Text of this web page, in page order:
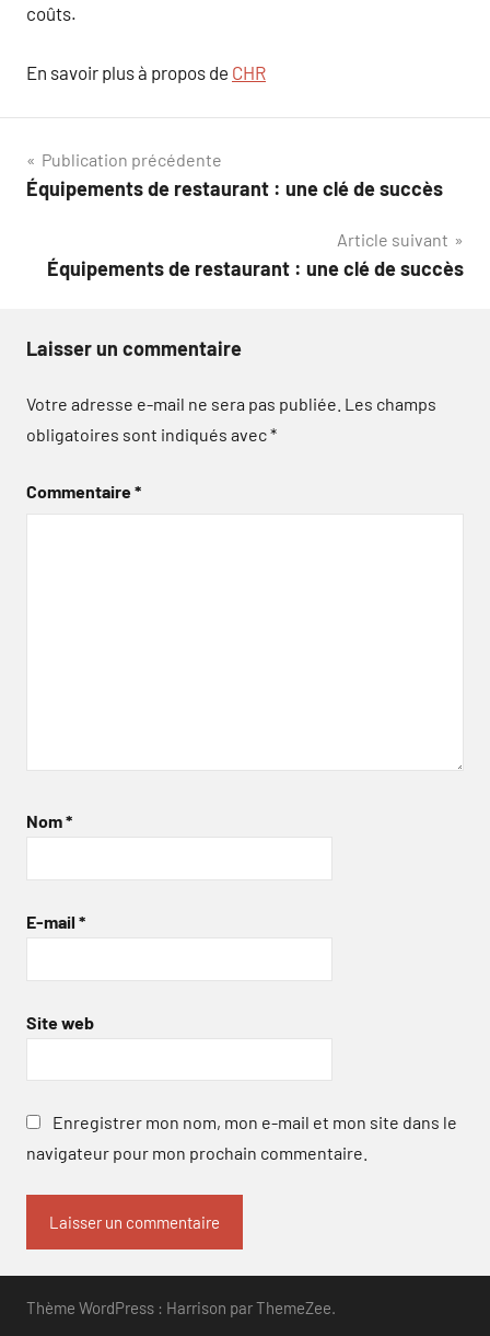
coûts.
En savoir plus à propos de CHR
Navigation
de
l’article
Publication précédente
Équipements de restaurant : une clé de succès
Article suivant
Équipements de restaurant : une clé de succès
Laisser un commentaire
Votre adresse e-mail ne sera pas publiée. Les champs
obligatoires sont indiqués avec*
Commentaire*
Nom*
E-mail *
Site web
Enregistrer mon nom, mon e-mail et mon site dans le
navigateur pour mon prochain commentaire.
Thème WordPress : Harrison par ThemeZee.